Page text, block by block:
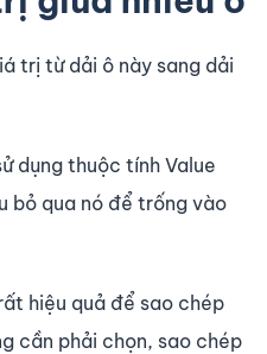
trị từ dải ô này sang dải
dụng thuộc tính Value
bỏ qua nó để trống vào
hiệu quả để sao chép
cần phải chọn, sao chép